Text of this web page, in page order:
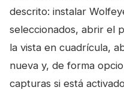
descrito: instalar
seleccionados, abrir el
la vista en cuadrícula,
nueva y, de forma
capturas si está